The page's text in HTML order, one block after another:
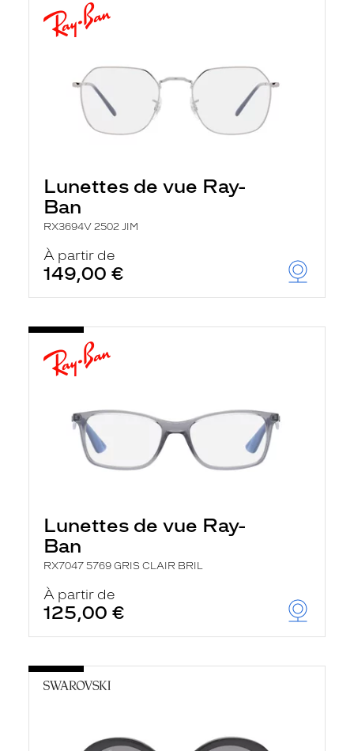
Lunettes de vue Ray-
Ban
RX3694V 2502 JIM
À partir de
149,00 €
Lunettes de vue Ray-
Ban
RX7047 5769 GRIS CLAIR BRIL
À partir de
125,00 €